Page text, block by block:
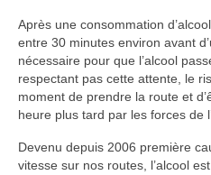
Après une consommation
entre 30 minutes environ avant
nécessaire pour que l’alcool
respectant pas cette attente, le
moment de prendre la route et
heure plus tard par les forces de
Devenu depuis 2006 première
vitesse sur nos routes, l’alcool